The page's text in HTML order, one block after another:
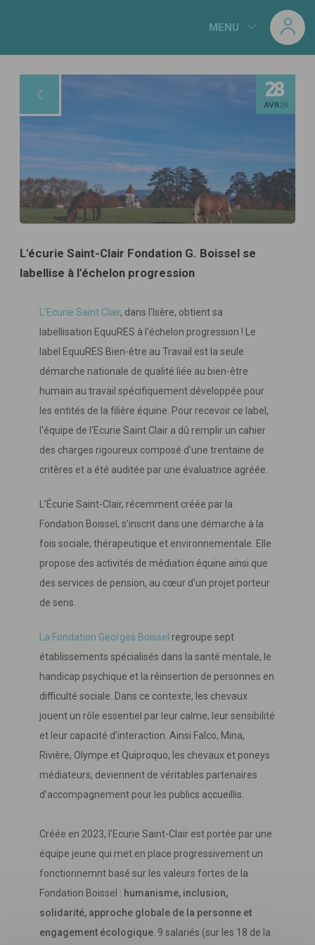
MENU
28
AVR26
L'écurie Saint-Clair Fondation G. Boissel se
labellise à l'échelon progression
L'Ecurie Saint Clair, dans l'Isère, obtient sa
labellisation EquuRES à l'échelon progression ! Le
label EquuRES Bien-être au Travail est la seule
démarche nationale de qualité liée au bien-être
humain au travail spécifiquement développée pour
les entités de la filière équine. Pour recevoir ce label,
l'équipe de l'Ecurie Saint Clair a dû remplir un cahier
des charges rigoureux composé d’une trentaine de
critères et a été auditée par une évaluatrice agréée.
L’Écurie Saint-Clair, récemment créée par la
Fondation Boissel, s’inscrit dans une démarche à la
fois sociale, thérapeutique et environnementale. Elle
propose des activités de médiation équine ainsi que
des services de pension, au cœur d’un projet porteur
de sens.
La Fondation Georges Boissel regroupe sept
établissements spécialisés dans la santé mentale, le
handicap psychique et la réinsertion de personnes en
difficulté sociale. Dans ce contexte, les chevaux
jouent un rôle essentiel par leur calme, leur sensibilité
et leur capacité d’interaction. Ainsi Falco, Mina,
Rivière, Olympe et Quiproquo, les chevaux et poneys
médiateurs, deviennent de véritables partenaires
d’accompagnement pour les publics accueillis.
Créée en 2023, l'Ecurie Saint-Clair est portée par une
équipe jeune qui met en place progressivement un
fonctionnemnt basé sur les valeurs fortes de la
Fondation Boissel : humanisme, inclusion,
solidarité, approche globale de la personne et
engagement écologique . 9 salariés (sur les 18 de la
Télécharger votre fichier